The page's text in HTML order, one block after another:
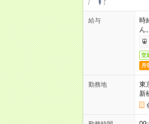
給与
時
ん
交
月
勤務地
東
新